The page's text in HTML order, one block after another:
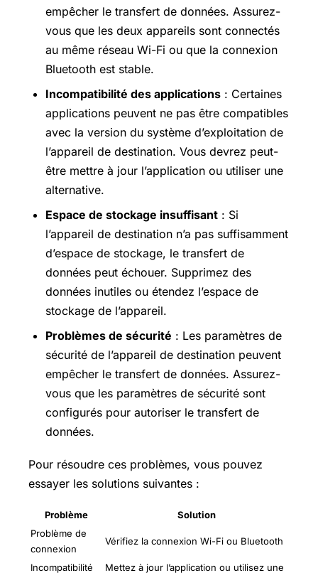
empêcher le transfert de données. Assurez-
vous que les deux appareils sont connectés
au même réseau Wi-Fi ou que la connexion
Bluetooth est stable.
Incompatibilité des applications : Certaines
applications peuvent ne pas être compatibles
avec la version du système d’exploitation de
l’appareil de destination. Vous devrez peut-
être mettre à jour l’application ou utiliser une
alternative.
Espace de stockage insuffisant : Si
l’appareil de destination n’a pas suffisamment
d’espace de stockage, le transfert de
données peut échouer. Supprimez des
données inutiles ou étendez l’espace de
stockage de l’appareil.
Problèmes de sécurité : Les paramètres de
sécurité de l’appareil de destination peuvent
empêcher le transfert de données. Assurez-
vous que les paramètres de sécurité sont
configurés pour autoriser le transfert de
données.
Pour résoudre ces problèmes, vous pouvez
essayer les solutions suivantes :
Problème
Solution
Problème de
connexion
Vérifiez la connexion Wi-Fi ou Bluetooth
Incompatibilité
Mettez à jour l’application ou utilisez une